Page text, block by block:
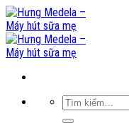
Skip
to
content
Tìm
kiếm: